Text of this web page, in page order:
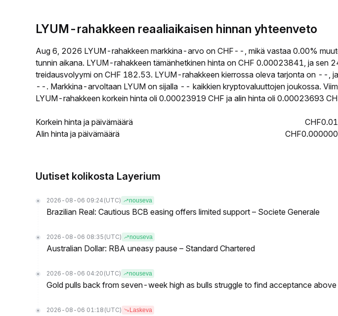
LYUM-rahakkeen reaaliaikaisen hinnan yhteenveto
Aug 6, 2026 LYUM-rahakkeen markkina-arvo on CHF--, mikä vastaa 0.00%
tunnin aikana. LYUM-rahakkeen tämänhetkinen hinta on CHF 0.00023841, ja sen
treidausvolyymi on CHF 182.53. LYUM-rahakkeen kierrossa oleva tarjonta on --,
--. Markkina-arvoltaan LYUM on sijalla -- kaikkien kryptovaluuttojen joukossa.
LYUM-rahakkeen korkein hinta oli 0.00023919 CHF ja alin hinta oli 0.00023693
Korkein hinta ja päivämäärä
Alin hinta ja päivämäärä
Uutiset kolikosta Layerium
2026-08-06 09:24 (UTC) nouseva
Brazilian Real: Cautious BCB easing offers limited support – Societe Generale
2026-08-06 08:35 (UTC) nouseva
Australian Dollar: RBA uneasy pause – Standard Chartered
2026-08-06 04:20 (UTC) nouseva
Gold pulls back from seven-week high as bulls struggle to find acceptance
2026-08-06 01:18 (UTC) Laskeva